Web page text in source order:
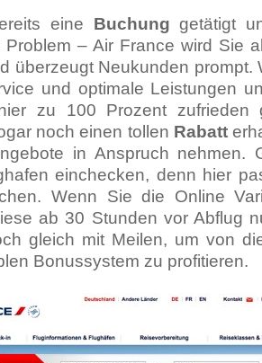
eine Buchung getätigt
Problem – Air France wird Sie
überzeugt Neukunden prompt.
und optimale Leistungen
zu 100 Prozent zufrieden
noch einen tollen Rabatt
in Anspruch nehmen.
einchecken, denn hier
Wenn Sie die Online
ab 30 Stunden vor Abflug
gleich mit Meilen, um von
Bonussystem zu profitieren.